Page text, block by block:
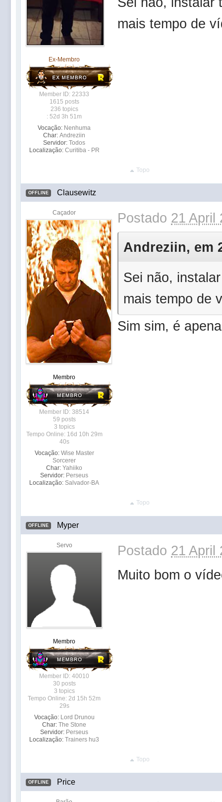
Ex-Membro
Member ID: 22333
1615 posts
236 topics
: 52d 3h 51m
Vocação: Nenhuma
Char: Andreziin
Servidor: Todos
Localização: Curitiba - PR
mais tempo de
Topo
OFFLINE Clausewitz
Caçador
Membro
Member ID: 38514
59 posts
3 topics
Tempo Online: 16d 10h 29m
40s
Vocação: Wise Master
Sorcerer
Char: Yahiiko
Servidor: Perseus
Localização: Salvador-BA
Postado 21 April
Andreziin, em
Sei não,
mais tempo de
Sim sim, é
Topo
OFFLINE Myper
Servo
Membro
Member ID: 40010
30 posts
3 topics
Tempo Online: 2d 15h 52m
29s
Vocação: Lord Drunou
Char: The Stone
Servidor: Perseus
Localização: Trainers hu3
Postado 21 April
Muito bom o
Topo
OFFLINE Price